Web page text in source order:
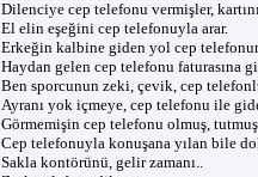
Dilenciye cep telefonu vermişler,
El elin eşeğini cep telefonuyla arar.
Erkeğin kalbine giden yol cep
Haydan gelen cep telefonu faturasına
Ben sporcunun zeki, çevik, cep
Ayranı yok içmeye, cep telefonu ile
Görmemişin cep telefonu olmuş,
Cep telefonuyla konuşana yılan bile
Sakla kontörünü, gelir zamanı..